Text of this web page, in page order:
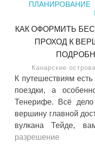
ПЛАНИРОВАНИЕ
КАК ОФОРМИТЬ
ПРОХОД К
Канарские
К путешествиям
поездки, а
Тенерифе. Всё
вершину главной
вулкана Тейде,
разрешение